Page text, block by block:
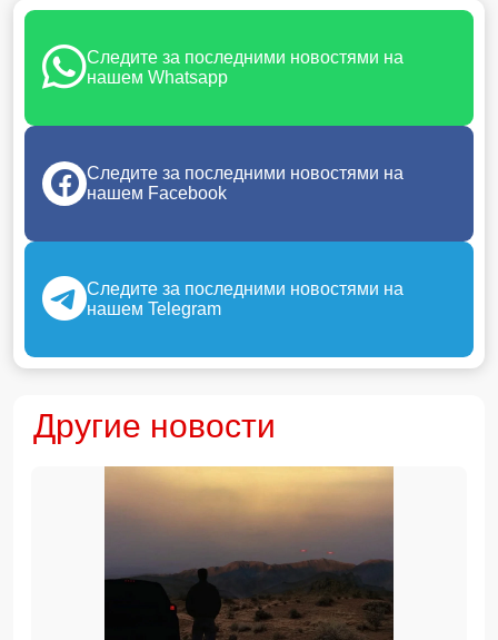
Следите за последними новостями на
нашем Whatsapp
Следите за последними новостями на
нашем Facebook
Следите за последними новостями на
нашем Telegram
Другие новости